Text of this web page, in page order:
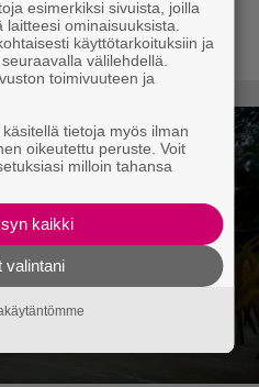
Way of the Hunter
esimerkiksi sivuista, joilla
ominaisuuksista.
käyttötarkoituksiin ja
välilehdellä.
toimivuuteen ja
tietoja myös ilman
oikeutettu peruste. Voit
milloin tahansa
kaikki
valintani